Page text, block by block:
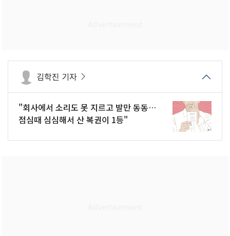
김학진 기자
"회사에서 소리도 못 지르고 발만 동동…
점심때 심심해서 산 복권이 1등"